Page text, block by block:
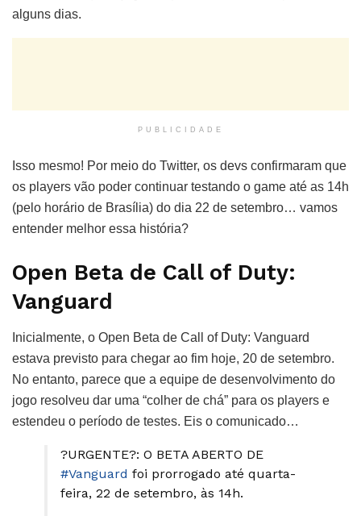
alguns dias.
PUBLICIDADE
Isso mesmo! Por meio do Twitter, os devs confirmaram que
os players vão poder continuar testando o game até as 14h
(pelo horário de Brasília) do dia 22 de setembro… vamos
entender melhor essa história?
Open Beta de Call of Duty:
Vanguard
Inicialmente, o Open Beta de Call of Duty: Vanguard
estava previsto para chegar ao fim hoje, 20 de setembro.
No entanto, parece que a equipe de desenvolvimento do
jogo resolveu dar uma “colher de chá” para os players e
estendeu o período de testes. Eis o comunicado…
?URGENTE?: O BETA ABERTO DE
#Vanguard foi prorrogado até quarta-
feira, 22 de setembro, às 14h.